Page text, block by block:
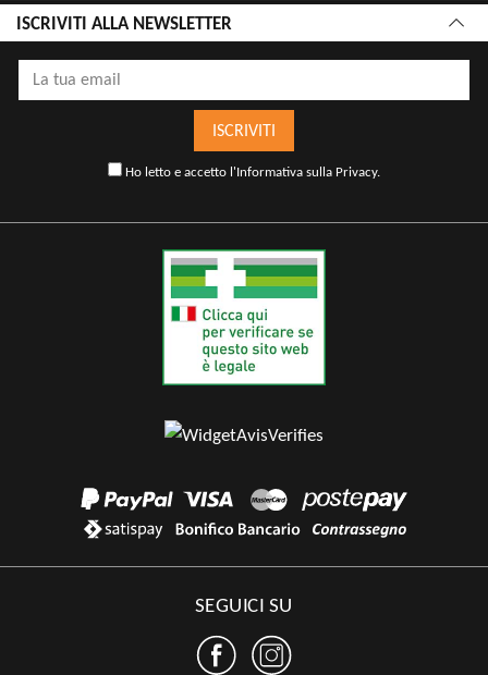
ISCRIVITI ALLA NEWSLETTER
ISCRIVITI
Ho letto e accetto l' Informativa sulla Privacy.
SEGUICI SU